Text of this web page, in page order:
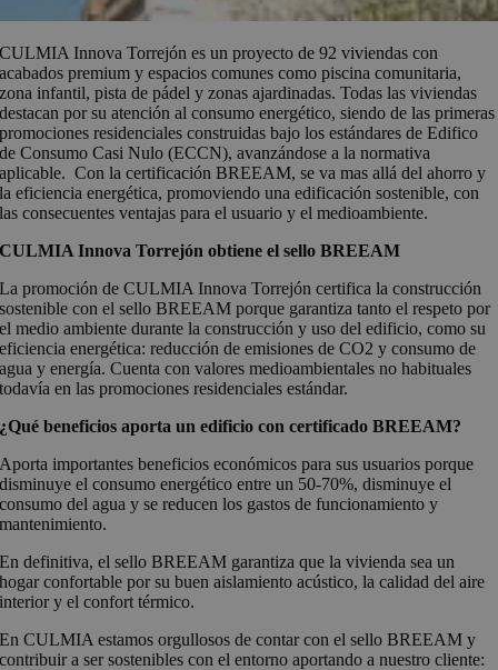
CULMIA Innova Torrejón es un proyecto de 92 viviendas con
acabados premium y espacios comunes como piscina comunitaria,
zona infantil, pista de pádel y zonas ajardinadas. Todas las viviendas
destacan por su atención al consumo energético, siendo de las primeras
promociones residenciales construidas bajo los estándares de Edifico
de Consumo Casi Nulo (ECCN), avanzándose a la normativa
aplicable. Con la certificación BREEAM, se va mas allá del ahorro y
la eficiencia energética, promoviendo una edificación sostenible, con
las consecuentes ventajas para el usuario y el medioambiente.
CULMIA Innova Torrejón obtiene el sello BREEAM
La promoción de CULMIA Innova Torrejón certifica la construcción
sostenible con el sello BREEAM porque garantiza tanto el respeto por
el medio ambiente durante la construcción y uso del edificio, como su
eficiencia energética: reducción de emisiones de CO2 y consumo de
agua y energía. Cuenta con valores medioambientales no habituales
todavía en las promociones residenciales estándar.
¿Qué beneficios aporta un edificio con certificado BREEAM?
Aporta importantes beneficios económicos para sus usuarios porque
disminuye el consumo energético entre un 50-70%, disminuye el
consumo del agua y se reducen los gastos de funcionamiento y
mantenimiento.
En definitiva, el sello BREEAM garantiza que la vivienda sea un
hogar confortable por su buen aislamiento acústico, la calidad del aire
interior y el confort térmico.
En CULMIA estamos orgullosos de contar con el sello BREEAM y
contribuir a ser sostenibles con el entorno aportando a nuestro cliente: